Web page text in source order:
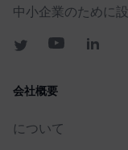
中小企業のために
会社概要
について